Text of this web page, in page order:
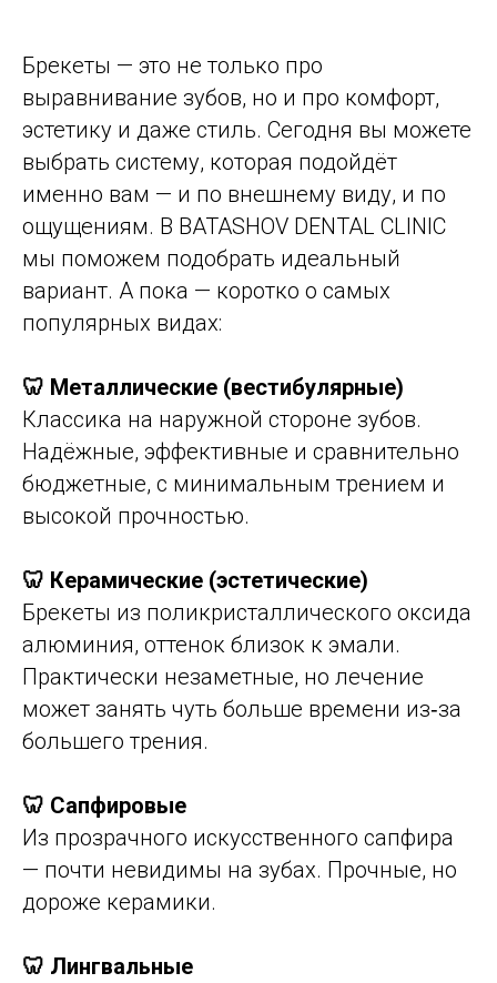
Брекеты — это не только про
выравнивание зубов, но и про комфорт,
эстетику и даже стиль. Сегодня вы можете
выбрать систему, которая подойдёт
именно вам — и по внешнему виду, и по
ощущениям. В BATASHOV DENTAL CLINIC
мы поможем подобрать идеальный
вариант. А пока — коротко о самых
популярных видах:
🦷 Металлические (вестибулярные)
Классика на наружной стороне зубов.
Надёжные, эффективные и сравнительно
бюджетные, с минимальным трением и
высокой прочностью.
🦷 Керамические (эстетические)
Брекеты из поликристаллического оксида
алюминия, оттенок близок к эмали.
Практически незаметные, но лечение
может занять чуть больше времени из‑за
большего трения.
🦷 Сапфировые
Из прозрачного искусственного сапфира
— почти невидимы на зубах. Прочные, но
дороже керамики.
🦷 Лингвальные